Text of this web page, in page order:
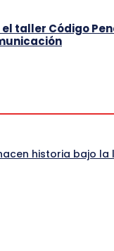
taller Código
historia bajo la